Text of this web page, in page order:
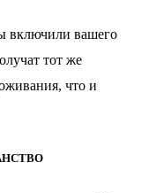
включили вашего
тот же
что и